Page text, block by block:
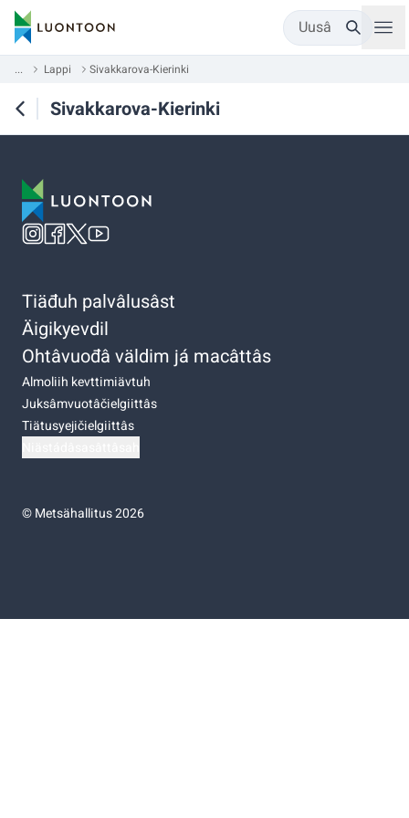
Uusâ
... Lappi Sivakkarova-Kierinki
Sivakkarova-Kierinki
Tiäđuh palvâlusâst
Äigikyevdil
Ohtâvuođâ väldim já macâttâs
Almoliih kevttimiävtuh
Juksâmvuotâčielgiittâs
Tiätusyejičielgiittâs
©Metsähallitus 2026